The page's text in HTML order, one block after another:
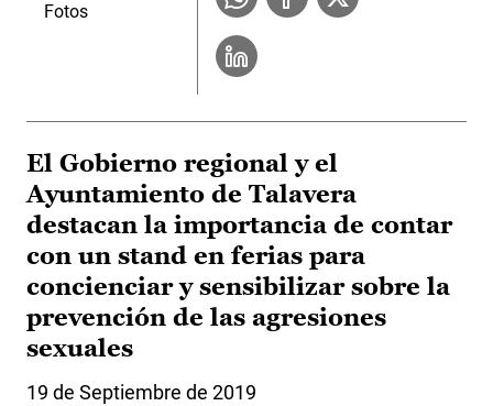
Fotos
El Gobierno regional y el
Ayuntamiento de Talavera
destacan la importancia de contar
con un stand en ferias para
concienciar y sensibilizar sobre la
prevención de las agresiones
sexuales
19 de Septiembre de 2019